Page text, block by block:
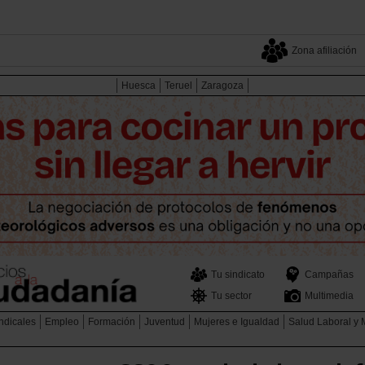
Zona afiliación
Huesca Teruel Zaragoza
Tu sindicato
Campañas
Tu sector
Multimedia
Empleo Formación Juventud Mujeres e Igualdad Salud Laboral y